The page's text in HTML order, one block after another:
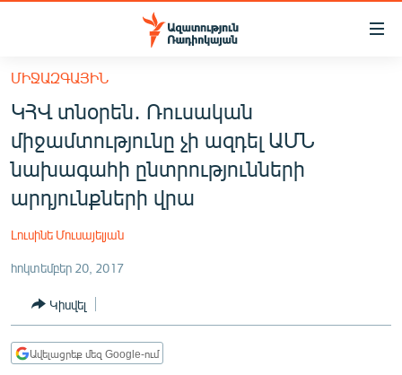
Մատչելիության
հիմնական
բովանդակությանը
Անցնել
հիմնական
մենյուին
Որոնում
ՔԱՂԱՔԱԿԱՆ
ԸՆՏՐՈՒԹՅՈՒՆՆԵՐ 2026
ՊԱՏԵՐԱԶՄԻ 6 ՇԱԲԱԹՆԵՐԸ
ՄԻՋԱԶԳԱՅԻՆ
ԿՀՎ տնօրեն․ Ռուսական
միջամտությունը չի ազդել ԱՄՆ
նախագահի ընտրությունների
արդյունքների վրա
Լուսինե Մուսայելյան
հոկտեմբեր 20, 2017
Կիսվել
Ավելացրեք մեզ Google-ում